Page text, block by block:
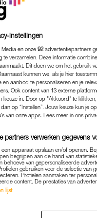
18-08-2022 |
Bond heeft
onderzoek
instellingen
en onze 92 advertentiepartners
te verzamelen. Deze informatie
Dit doen we om het gebruik
kunnen we, als je hier
en aanbod te personaliseren en je
Ook content van 13 externe
keuze in. Door op "Akkoord" te
op “Instellen”. Jouw keuze kun je
van onze apps. Lees meer in ons
partners verwerken gegevens
apparaat opslaan en/of openen.
begrijpen aan de hand van
behoeve van gepersonaliseerde
gebruiken voor de selectie van
Profielen aanmaken ter
content. De prestaties van
lijst